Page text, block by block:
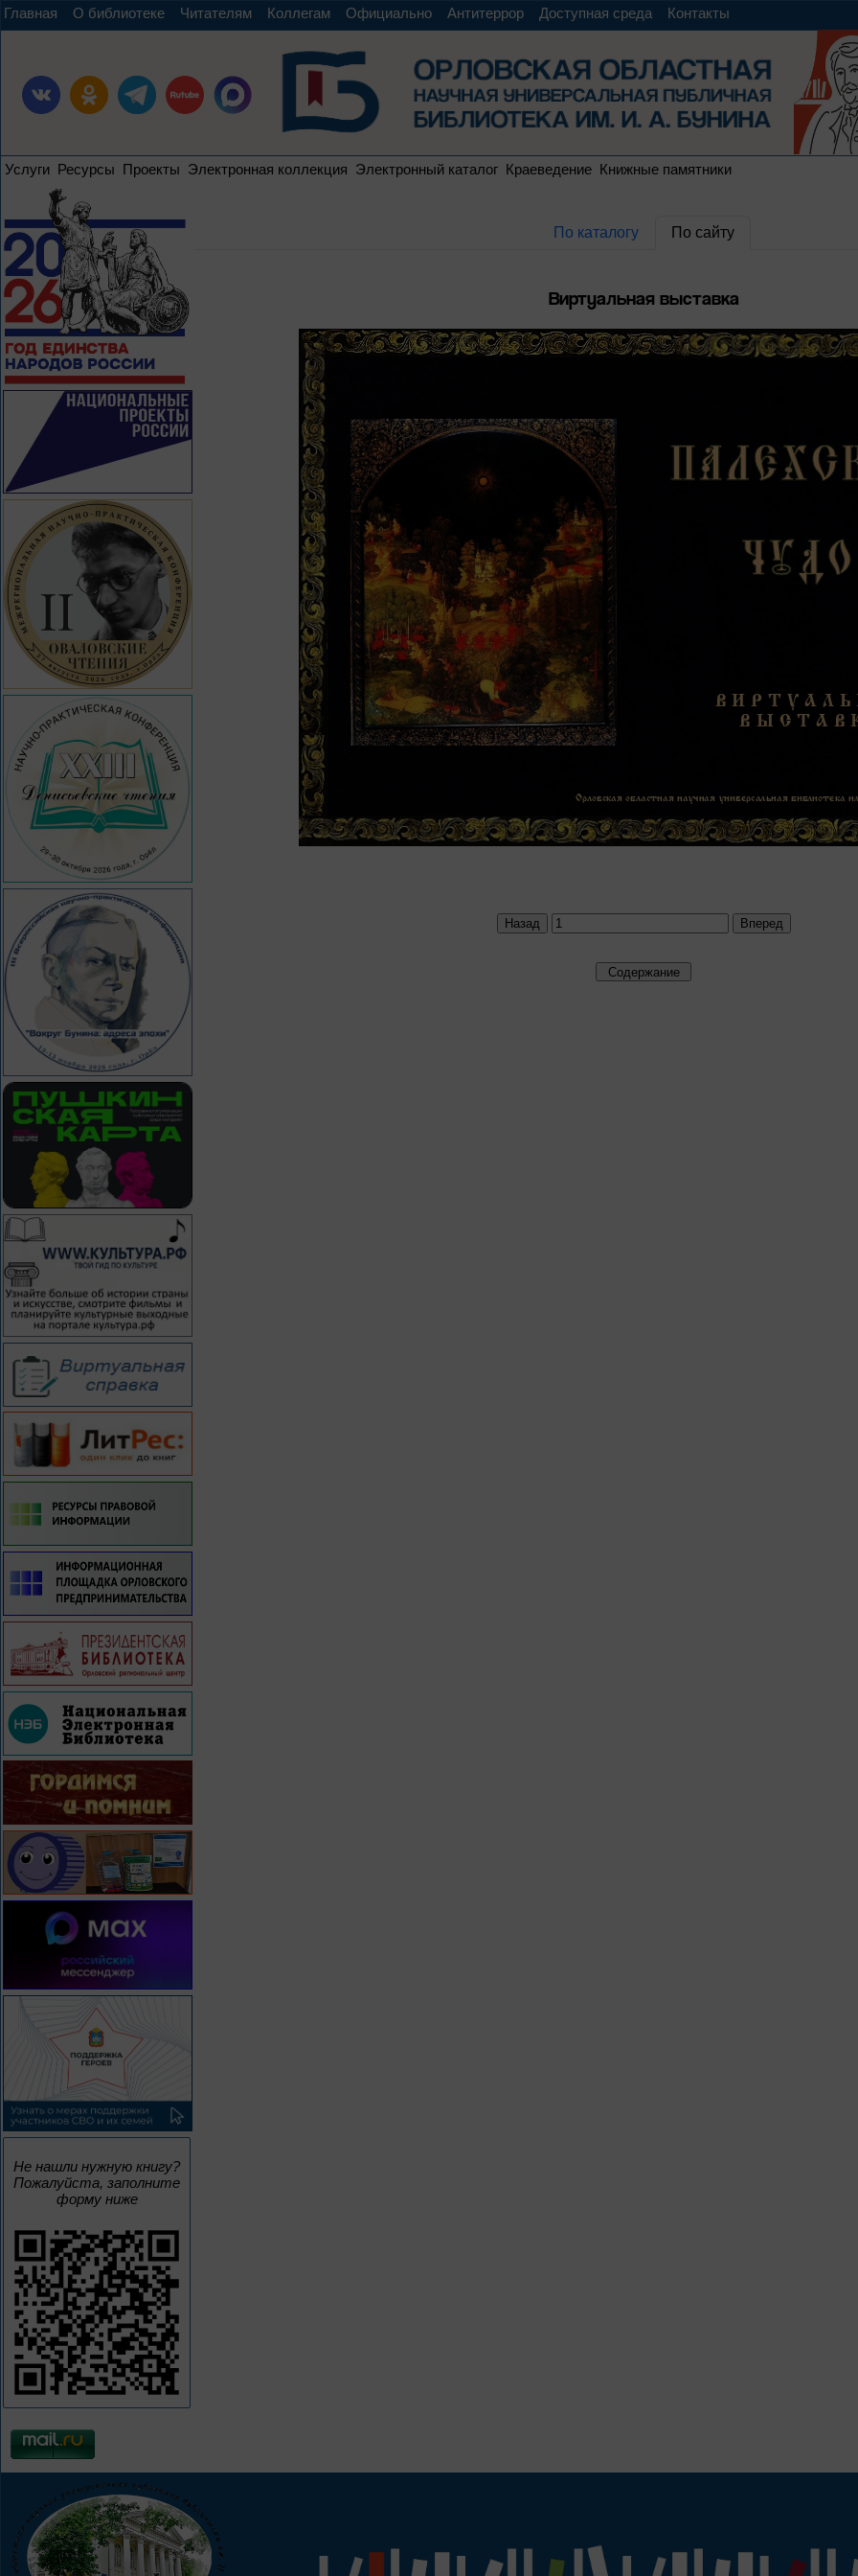
Главная О библиотеке Читателям Коллегам Официально Антитеррор Доступная среда Контакты
Услуги Ресурсы Проекты Электронная коллекция Электронный каталог Краеведение Книжные памятники
Не нашли нужную книгу?
Пожалуйста, заполните
форму ниже
По каталогу По сайту
Виртуальная выставка
Назад Вперед
Содержание